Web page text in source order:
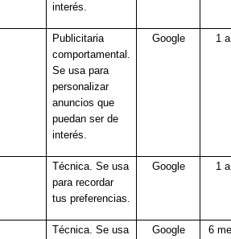
interés.
Publicitaria
comportamental.
Se usa para
personalizar
anuncios que
puedan ser de
interés.
Google 1
Técnica. Se usa
para recordar
tus preferencias.
Google 1
Técnica. Se usa
Google 6